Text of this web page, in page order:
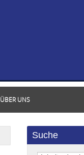
ÜBER UNS
Suche